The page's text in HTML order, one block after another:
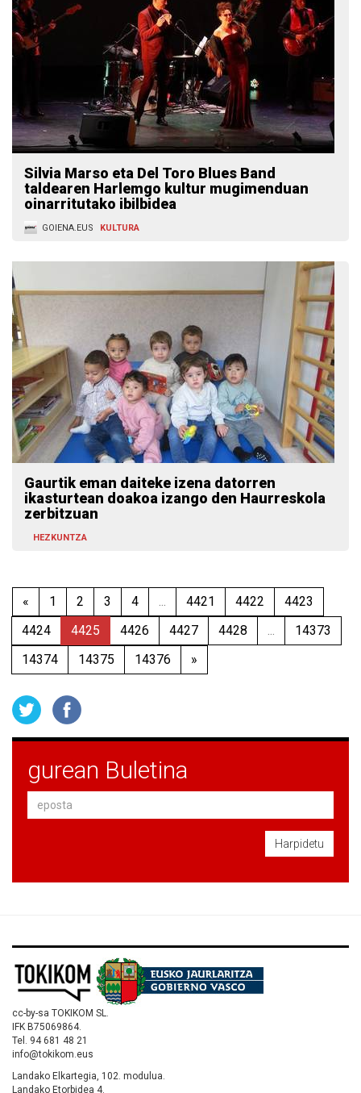
Silvia Marso eta Del Toro Blues Band
taldearen Harlemgo kultur mugimenduan
oinarritutako ibilbidea
GOIENA.EUS KULTURA
Gaurtik eman daiteke izena datorren
ikasturtean doakoa izango den Haurreskola
zerbitzuan
HEZKUNTZA
« 1 2 3 4 ... 4421 4422
4423
4424
4425 4426 4427 4428 ...
14373
14374
14375 14376 »
gurean Buletina
Harpidetu
cc-by-sa TOKIKOM SL.
IFK B75069864.
Tel. 94 681 48 21
info@tokikom.eus
Landako Elkartegia, 102. modulua.
Landako Etorbidea 4.